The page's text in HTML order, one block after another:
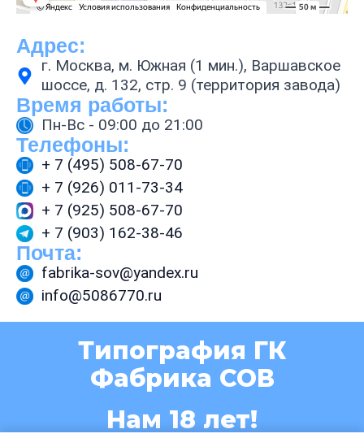
Адрес:
г. Москва, м. Южная (1 мин.), Варшавское
шоссе, д. 132, стр. 9 (территория завода)
Время работы:
Пн-Вс - 09:00 до 21:00
Телефоны:
+ 7 (495) 508-67-70
+ 7 (926) 011-73-34
+ 7 (925) 508-67-70
+ 7 (903) 162-38-46
Почта:
fabrika-sov@yandex.ru
info@5086770.ru
Типография ГК
Фабрика СОВ
Нам 18 лет!